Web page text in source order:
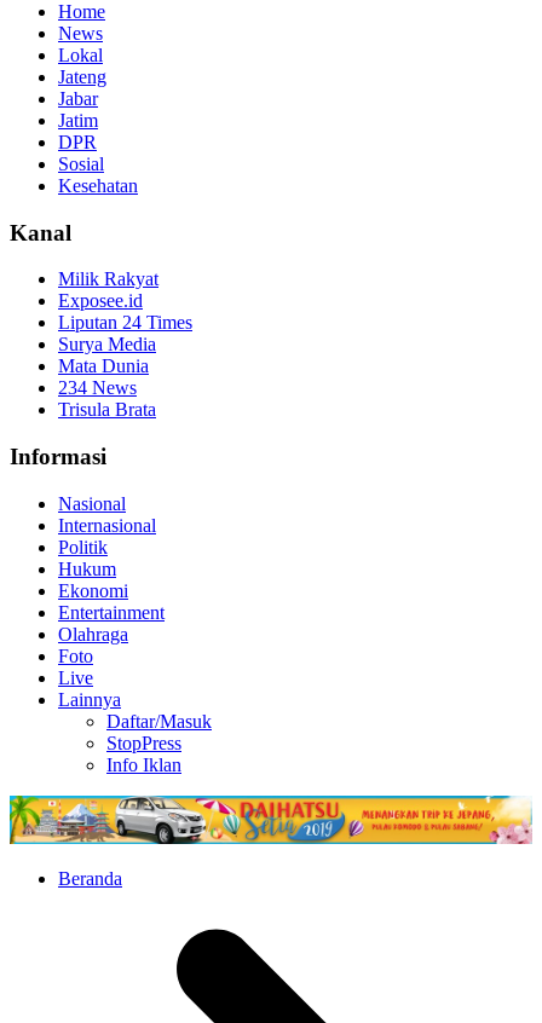
Home
News
Lokal
Jateng
Jabar
Jatim
DPR
Sosial
Kesehatan
Kanal
Milik Rakyat
Exposee.id
Liputan 24 Times
Surya Media
Mata Dunia
234 News
Trisula Brata
Informasi
Nasional
Internasional
Politik
Hukum
Ekonomi
Entertainment
Olahraga
Foto
Live
Lainnya
Daftar/Masuk
StopPress
Info Iklan
Beranda